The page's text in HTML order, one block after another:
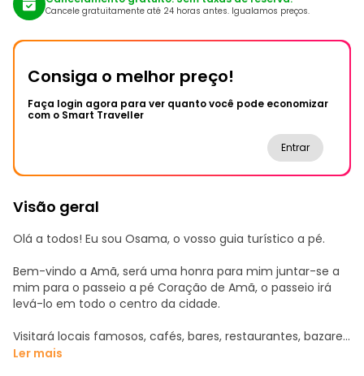
Cancele gratuitamente até 24 horas antes. Igualamos preços.
Consiga o melhor preço!
Faça login agora para ver quanto você pode economizar
com o Smart Traveller
Entrar
Visão geral
Olá a todos! Eu sou Osama, o vosso guia turístico a pé.
Bem-vindo a Amã, será uma honra para mim juntar-se a
mim para o passeio a pé Coração de Amã, o passeio irá
levá-lo em todo o centro da cidade.
Visitará locais famosos, cafés, bares, restaurantes, bazares,
lojas tradicionais, ruínas antigas, ruas de arte, edifícios
Ler mais